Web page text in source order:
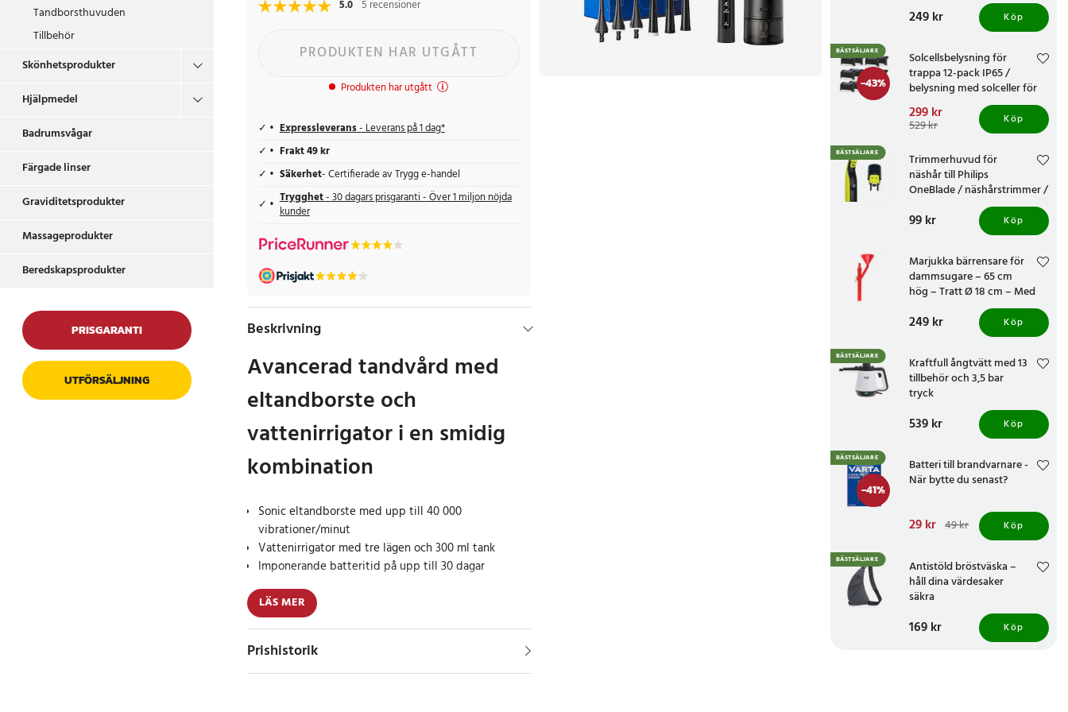
Tandborsthuvuden
Tillbehör
Skönhetsprodukter
Hjälpmedel
Badrumsvågar
Färgade linser
Graviditetsprodukter
Massageprodukter
Beredskapsprodukter
PRISGARANTI
UTFÖRSÄLJNING
5.0 5 recensioner
PRODUKTEN HAR UTGÅTT
Produkten har utgått
Expressleverans- Leverans på 1 dag*
Frakt 49 kr
Säkerhet- Certifierade av Trygg e-handel
Trygghet- 30 dagars prisgaranti - Över 1 miljon nöjda
kunder
Beskrivning
Avancerad tandvård med
eltandborste och
vattenirrigator i en smidig
kombination
Sonic eltandborste med upp till 40 000
vibrationer/minut
Vattenirrigator med tre lägen och 300 ml tank
Imponerande batteritid på upp till 30 dagar
Sätt en ny standard för din munhygien med FairyWills
eltandborste och mundusch i ett kraftfullt paket. Den
vibrationer per minut och har fem anpassningsbara
lägen – från skonsam rengöring till intensiv
LÄS MER
Prishistorik
vinklar
Pris:249 kr
249 kr Köp
-43%
BÄSTSÄLJARE
Solcellsbelysning för
trappa 12-pack IP65 /
belysning med solceller för
altan och staket /
trappbelysning
Nuvarande pris:
299 krTidigare pris :529 kr
299 kr
529 kr Köp
BÄSTSÄLJARE
Trimmerhuvud för
näshår till Philips
OneBlade / näshårstrimmer /
nästrimmerhuvud
Pris:99 kr
99 kr Köp
Marjukka bärrensare för
dammsugare – 65 cm
hög – Tratt Ø 18 cm – Med
två munstycken
Pris:249 kr
249 kr Köp
BÄSTSÄLJARE
Kraftfull ångtvätt med 13
tillbehör och 3,5 bar
tryck
Pris:539 kr
539 kr Köp
-41%
BÄSTSÄLJARE
Batteri till brandvarnare -
När bytte du senast?
Nuvarande pris
Tidigare pris 49 kr
29 kr 49 kr Köp
BÄSTSÄLJARE
Antistöld bröstväska –
håll dina värdesaker
säkra
Pris :169 kr
169 kr Köp